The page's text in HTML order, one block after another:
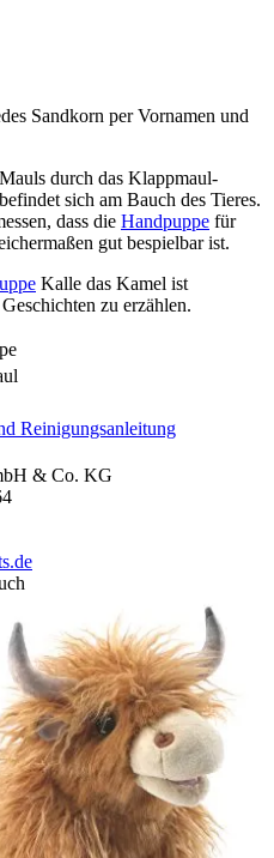
Sandkorn per Vornamen und
durch das Klappmaul-
sich am Bauch des Tieres.
dass die Handpuppe für
gut bespielbar ist.
Kalle das Kamel ist
zu erzählen.
Reinigungsanleitung
& Co. KG